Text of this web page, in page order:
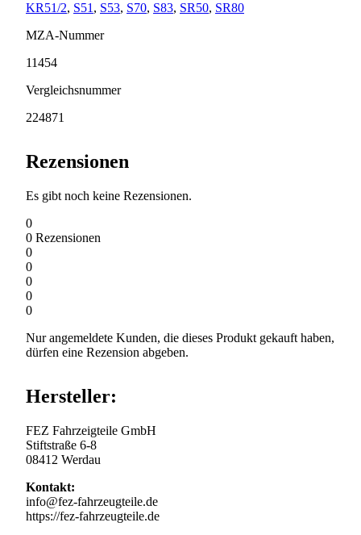
KR51/2, S51 , S53, S70, S83, SR50, SR80
MZA-Nummer
11454
Vergleichsnummer
224871
Rezensionen
Es gibt noch keine Rezensionen.
0
0 Rezensionen
0
0
0
0
0
Nur angemeldete Kunden, die dieses Produkt gekauft haben,
dürfen eine Rezension abgeben.
Hersteller:
FEZ Fahrzeigteile GmbH
Stiftstraße 6-8
08412 Werdau
Kontakt:
info@fez-fahrzeugteile.de
https://fez-fahrzeugteile.de